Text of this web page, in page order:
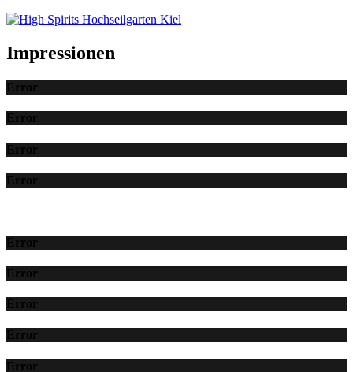
Impressionen
Error
Error
Error
Error
Error
Error
Error
Error
Error